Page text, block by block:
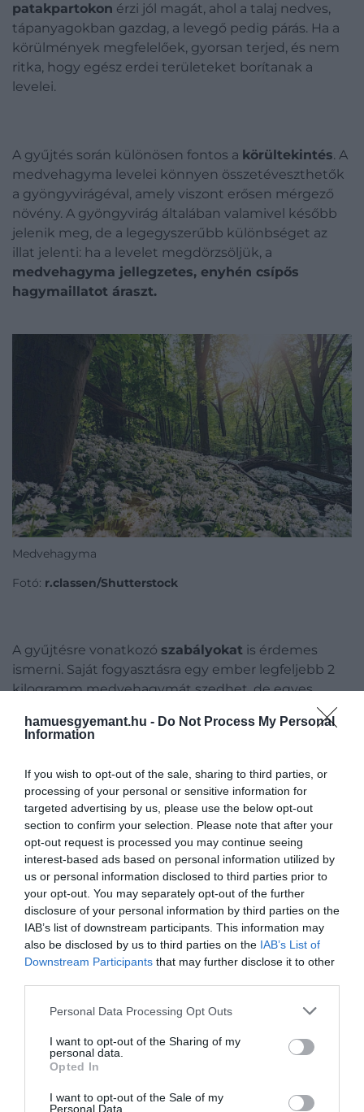
hamuesgyemant.hu - Do Not Process My Personal
Information
If you wish to opt-out of the sale, sharing to third parties, or
processing of your personal or sensitive information for
targeted advertising by us, please use the below opt-out
section to confirm your selection. Please note that after your
opt-out request is processed you may continue seeing
interest-based ads based on personal information utilized by
us or personal information disclosed to third parties prior to
your opt-out. You may separately opt-out of the further
disclosure of your personal information by third parties on the
IAB’s list of downstream participants. This information may
also be disclosed by us to third parties on the IAB’s List of
Downstream Participants that may further disclose it to other
Please note that this website/app uses one or more Google
not limited to your visit or usage behaviour. You may click to
grant or deny consent to Google and its third-party tags to
use your data for below specified purposes in below Google
consent section.
Personal Data Processing Opt Outs
I want to opt-out of the Sharing of my
personal data.
Opted In
I want to opt-out of the Sale of my
Personal Data.
patakpartokon érzi jól magát, ahol a talaj nedves,
tápanyagokban gazdag, a levegő pedig párás. Ha a
körülmények megfelelőek, gyorsan terjed, és nem
ritka, hogy egész erdei területeket borítanak a
levelei.
A gyűjtés során különösen fontos a körültekintés. A
medvehagyma levelei könnyen összetéveszthetők
a gyöngyvirágéval, amely viszont erősen mérgező
növény. A gyöngyvirág általában valamivel később
jelenik meg, de a legegyszerűbb különbséget az
illat jelenti: ha a levelet megdörzsöljük, a
medvehagyma jellegzetes, enyhén csípős
hagymaillatot áraszt.
Medvehagyma
Fotó: r.classen/Shutterstock
A gyűjtésre vonatkozó szabályokat is érdemes
ismerni. Saját fogyasztásra egy ember legfeljebb 2
kilogramm medvehagymát szedhet, de egyes
érvényben lehetnek.Védett területeken kizárólag a
gyűjteni, a pontos besorolásokról pedig a NÉBIH
térképes felületén lehet tájékozódni. Kereskedelmi
célú gyűjtés csak engedéllyel lehetséges,írjaa
Drive.
Ez is érdekelhet!
Itt a tavasz: előbújtak a telelésből a
kiskunsági rákosi viperák
A természet védelme érdekébena gyűjtés
módjára is érdemes odafigyelni. Egy-egy kisebb
annyit vigyünk haza, amennyit valóban
felhasználunk. A növényt nem szabad hagymástul
leveleket a töveknél levágni.